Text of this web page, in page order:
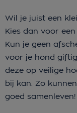
Wil je juist een
Kies dan voor
Kun je geen
voor je hond
deze op veilige
bij kan. Zo
goed samenleven!